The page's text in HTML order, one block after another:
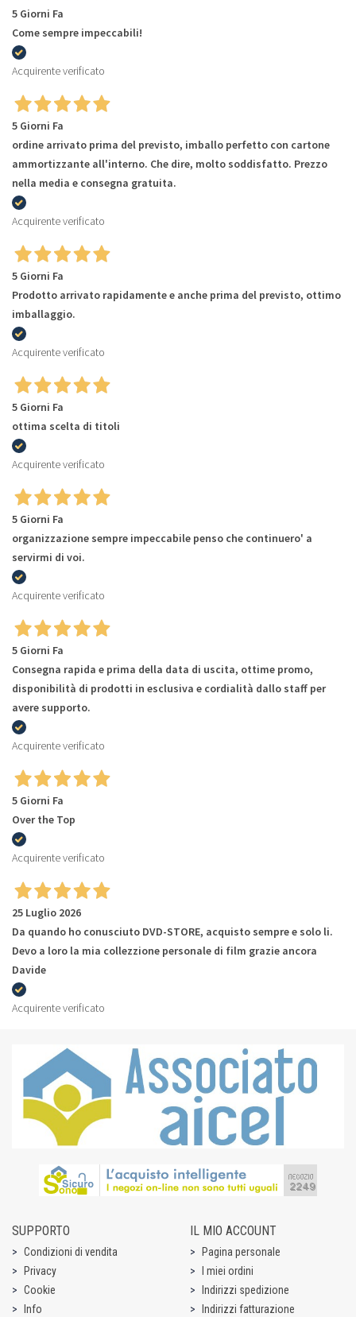
5 Giorni Fa
Come sempre impeccabili!
Acquirente verificato
5 Giorni Fa
ordine arrivato prima del previsto, imballo perfetto con cartone
ammortizzante all'interno. Che dire, molto soddisfatto. Prezzo
nella media e consegna gratuita.
Acquirente verificato
5 Giorni Fa
Prodotto arrivato rapidamente e anche prima del previsto, ottimo
imballaggio.
Acquirente verificato
5 Giorni Fa
ottima scelta di titoli
Acquirente verificato
5 Giorni Fa
organizzazione sempre impeccabile penso che continuero' a
servirmi di voi.
Acquirente verificato
5 Giorni Fa
Consegna rapida e prima della data di uscita, ottime promo,
disponibilità di prodotti in esclusiva e cordialità dallo staff per
avere supporto.
Acquirente verificato
5 Giorni Fa
Over the Top
Acquirente verificato
25 Luglio 2026
Da quando ho conusciuto DVD-STORE, acquisto sempre e solo li.
Devo a loro la mia collezzione personale di film grazie ancora
Davide
Acquirente verificato
SUPPORTO
Condizioni di vendita
Privacy
Cookie
Info
IL MIO ACCOUNT
Pagina personale
I miei ordini
Indirizzi spedizione
Indirizzi fatturazione